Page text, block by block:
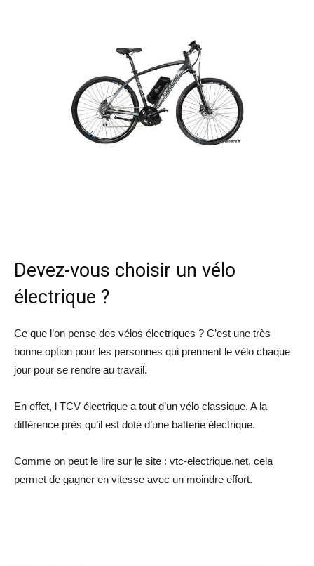
Devez-vous choisir un vélo
électrique ?
Ce que l’on pense des vélos électriques ? C’est une très
bonne option pour les personnes qui prennent le vélo chaque
jour pour se rendre au travail.
En effet, l TCV électrique a tout d’un vélo classique. A la
différence près qu’il est doté d’une batterie électrique.
Comme on peut le lire sur le site : vtc-electrique.net, cela
permet de gagner en vitesse avec un moindre effort.